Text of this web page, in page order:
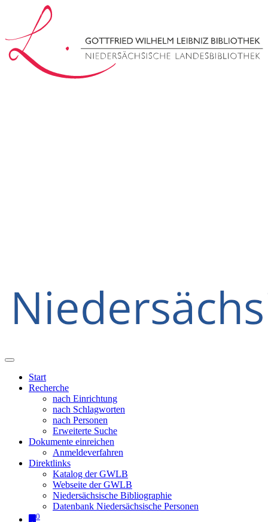
Start
Recherche
nach Einrichtung
nach Schlagworten
nach Personen
Erweiterte Suche
Dokumente einreichen
Anmeldeverfahren
Direktlinks
Katalog der GWLB
Webseite der GWLB
Niedersächsische Bibliographie
Datenbank Niedersächsische Personen
0